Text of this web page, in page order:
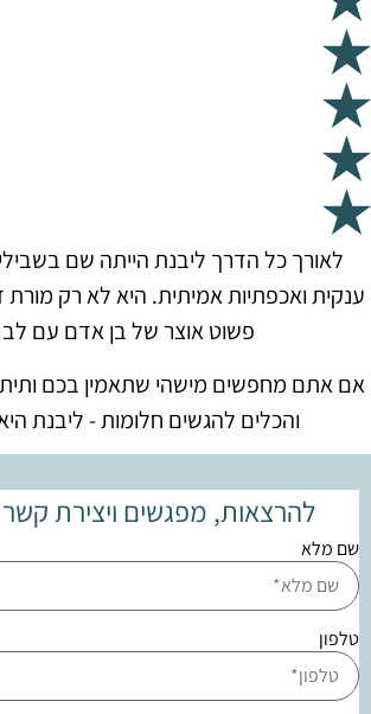
לאורך כל הדרך ליבנת הייתה שם
ענקית ואכפתיות אמיתית. היא לא רק
פשוט אוצר של בן אדם עם
אם אתם מחפשים מישהי שתאמין בכם
והכלים להגשים חלומות - ליבנת
להרצאות, מפגשים ויצירת קשר
שם מלא
טלפון